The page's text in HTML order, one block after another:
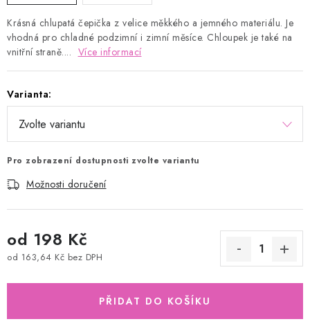
Krásná chlupatá čepička z velice měkkého a jemného materiálu. Je
vhodná pro chladné podzimní i zimní měsíce. Chloupek je také na
vnitřní straně.... Více informací
Varianta:
Pro zobrazení dostupnosti zvolte variantu
Možnosti doručení
od 198 Kč
od 163,64 Kč bez DPH
PŘIDAT DO KOŠÍKU